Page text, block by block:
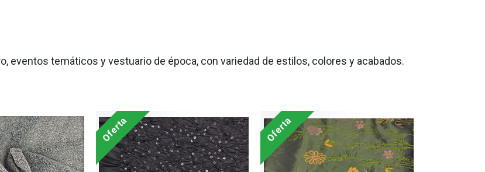
eventos temáticos y vestuario de época, con variedad de estilos, colores y acabados.
Oferta Oferta